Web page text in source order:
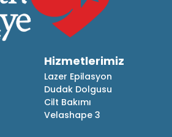
Hizmetlerimiz
Lazer Epilasyon
Dudak Dolgusu
Cilt Bakımı
Velashape 3